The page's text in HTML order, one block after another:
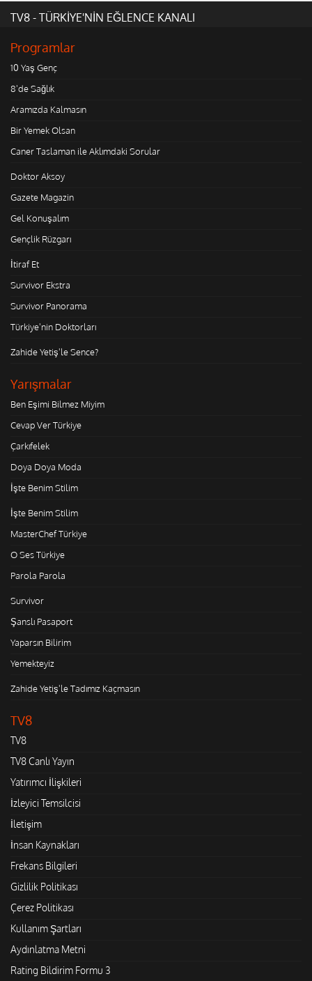
TV8 - TÜRKİYE'NİN EĞLENCE KANALI
Programlar
10 Yaş Genç
8'de Sağlık
Aramızda Kalmasın
Bir Yemek Olsan
Caner Taslaman ile Aklımdaki Sorular
Doktor Aksoy
Gazete Magazin
Gel Konuşalım
Gençlik Rüzgarı
İtiraf Et
Survivor Ekstra
Survivor Panorama
Türkiye'nin Doktorları
Zahide Yetiş'le Sence?
Yarışmalar
Ben Eşimi Bilmez Miyim
Cevap Ver Türkiye
Çarkıfelek
Doya Doya Moda
İşte Benim Stilim
İşte Benim Stilim
MasterChef Türkiye
O Ses Türkiye
Parola Parola
Survivor
Şanslı Pasaport
Yaparsın Bilirim
Yemekteyiz
Zahide Yetiş'le Tadımız Kaçmasın
TV8
TV8
TV8 Canlı Yayın
Yatırımcı İlişkileri
İzleyici Temsilcisi
İletişim
İnsan Kaynakları
Frekans Bilgileri
Gizlilik Politikası
Çerez Politikası
Kullanım Şartları
Aydınlatma Metni
Rating Bildirim Formu 3